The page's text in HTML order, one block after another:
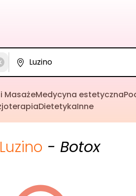
i MasażeMedycyna estetyczna
DietetykaInne
Luzino - Botox